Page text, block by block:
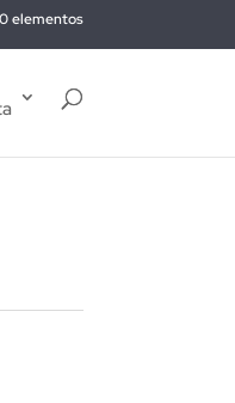
0 elementos